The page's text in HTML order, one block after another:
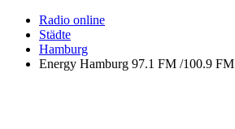
Radio online
Städte
Hamburg
Energy Hamburg 97.1 FM /100.9 FM